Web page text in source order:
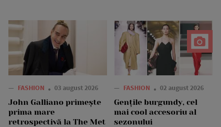
— FASHION 03 august 2026
John Galliano primește
prima mare
retrospectivă la The Met
— FASHION 02 august 2026
Gențile burgundy, cel
mai cool accesoriu al
sezonului